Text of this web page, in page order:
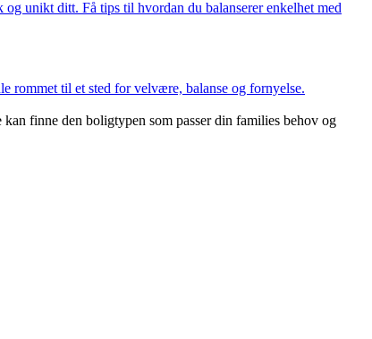
unikt ditt. Få tips til hvordan du balanserer enkelhet med
rommet til et sted for velvære, balanse og fornyelse.
finne den boligtypen som passer din families behov og